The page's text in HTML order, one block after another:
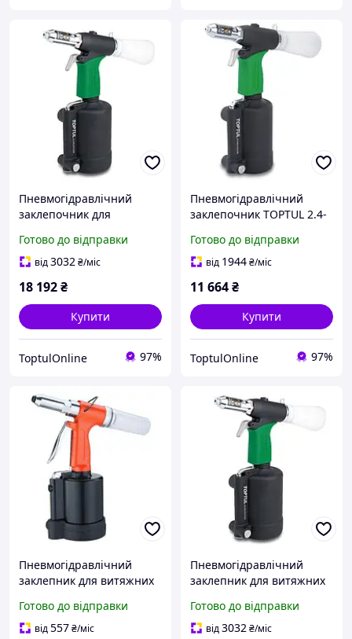
Пневмогідравлічний
заклепочник для
TOPTUL 3.0-6.4 мм
KARA0306
Готово до відправки
від3032₴/міс
18 192₴
Купити
ToptulOnline 97%
Пневмогідравлічний
заклепочник TOPTUL 2.4-
Готово до відправки
від 1944₴/міс
11 664₴
Купити
ToptulOnline 97%
Пневмогідравлічний
заклепник для витяжних
AIRKRAFT AT-6017
Готово до відправки
від557₴/міс
Пневмогідравлічний
заклепник для витяжних
мм KARA0306
Готово до відправки
від3032₴/міс